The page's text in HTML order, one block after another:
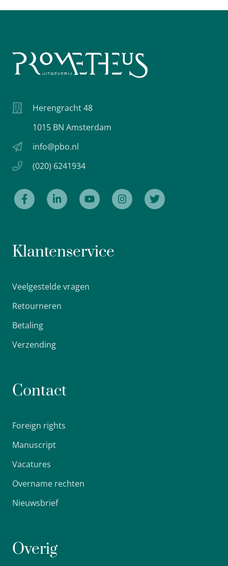
Herengracht 48
1015 BN Amsterdam
info@pbo.nl
(020) 6241934
Klantenservice
Veelgestelde vragen
Retourneren
Betaling
Verzending
Contact
Foreign rights
Manuscript
Vacatures
Overname rechten
Nieuwsbrief
Overig